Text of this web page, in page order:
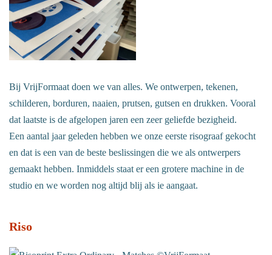
Bij VrijFormaat doen we van alles. We ontwerpen, tekenen,
schilderen, borduren, naaien, prutsen, gutsen en drukken. Vooral
dat laatste is de afgelopen jaren een zeer geliefde bezigheid.
Een aantal jaar geleden hebben we onze eerste risograaf gekocht
en dat is een van de beste beslissingen die we als ontwerpers
gemaakt hebben. Inmiddels staat er een grotere machine in de
studio en we worden nog altijd blij als ie aangaat.
Riso